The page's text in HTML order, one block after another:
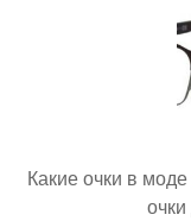
Какие очки в